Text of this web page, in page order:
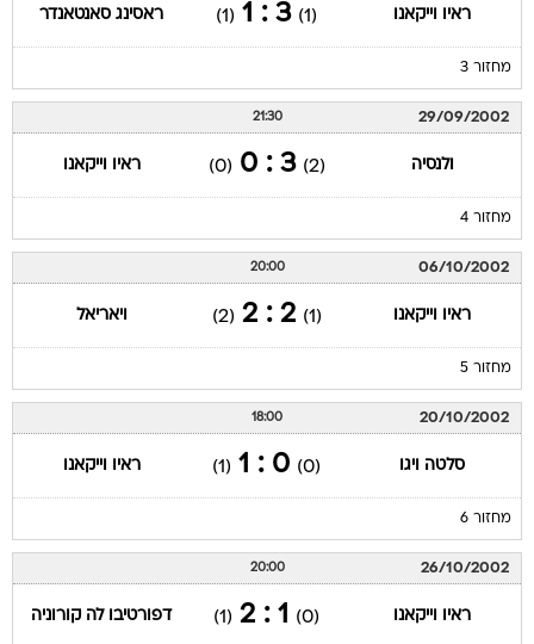
ראיו וייקאנו (1)
3 : 1
(1) ראסינג סאנטאנדר
מחזור 3
29/09/2002
21:30
ולנסיה (2)
3 : 0
(0) ראיו וייקאנו
מחזור 4
06/10/2002
20:00
ראיו וייקאנו (1)
2 : 2
(2) ויאריאל
מחזור 5
20/10/2002
18:00
סלטה ויגו (0)
0 : 1
(1) ראיו וייקאנו
מחזור 6
26/10/2002
20:00
ראיו וייקאנו (0)
1 : 2
(1) דפורטיבו לה קורוניה